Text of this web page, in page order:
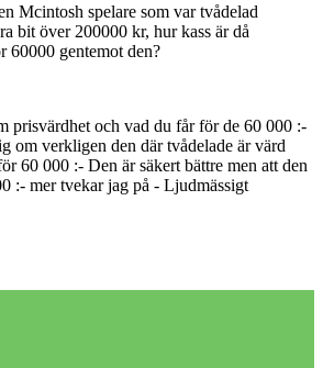
Mcintosh spelare som var tvådelad
bit över 200000 kr, hur kass är då
60000 gentemot den?
prisvärdhet och vad du får för de 60 000 :-
om verkligen den där tvådelade är värd
60 000 :- Den är säkert bättre men att den
:- mer tvekar jag på - Ljudmässigt